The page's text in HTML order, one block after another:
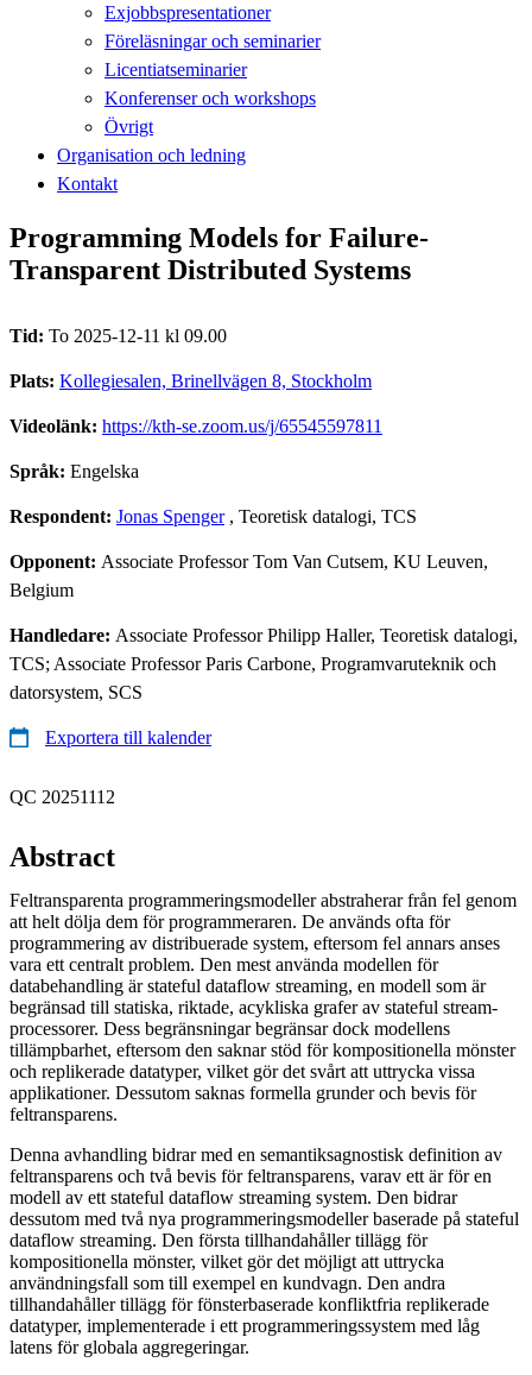
Exjobbspresentationer
Föreläsningar och seminarier
Licentiatseminarier
Konferenser och workshops
Övrigt
Organisation och ledning
Kontakt
Programming Models for Failure-
Transparent Distributed Systems
Tid: To 2025-12-11 kl 09.00
Plats: Kollegiesalen, Brinellvägen 8, Stockholm
Videolänk: https://kth-se.zoom.us/j/65545597811
Språk: Engelska
Respondent: Jonas Spenger, Teoretisk datalogi, TCS
Opponent: Associate Professor Tom Van Cutsem, KU Leuven,
Belgium
Handledare: Associate Professor Philipp Haller, Teoretisk datalogi,
TCS; Associate Professor Paris Carbone, Programvaruteknik och
datorsystem, SCS
Exportera till kalender
QC 20251112
Abstract
Feltransparenta programmeringsmodeller abstraherar från fel genom
att helt dölja dem för programmeraren. De används ofta för
programmering av distribuerade system, eftersom fel annars anses
vara ett centralt problem. Den mest använda modellen för
databehandling är stateful dataflow streaming, en modell som är
begränsad till statiska, riktade, acykliska grafer av stateful stream-
processorer. Dess begränsningar begränsar dock modellens
tillämpbarhet, eftersom den saknar stöd för kompositionella mönster
och replikerade datatyper, vilket gör det svårt att uttrycka vissa
applikationer. Dessutom saknas formella grunder och bevis för
feltransparens.
Denna avhandling bidrar med en semantiksagnostisk definition av
feltransparens och två bevis för feltransparens, varav ett är för en
modell av ett stateful dataflow streaming system. Den bidrar
dessutom med två nya programmeringsmodeller baserade på stateful
dataflow streaming. Den första tillhandahåller tillägg för
kompositionella mönster, vilket gör det möjligt att uttrycka
användningsfall som till exempel en kundvagn. Den andra
tillhandahåller tillägg för fönsterbaserade konfliktfria replikerade
datatyper, implementerade i ett programmeringssystem med låg
latens för globala aggregeringar.